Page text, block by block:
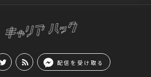
配信を受け取る